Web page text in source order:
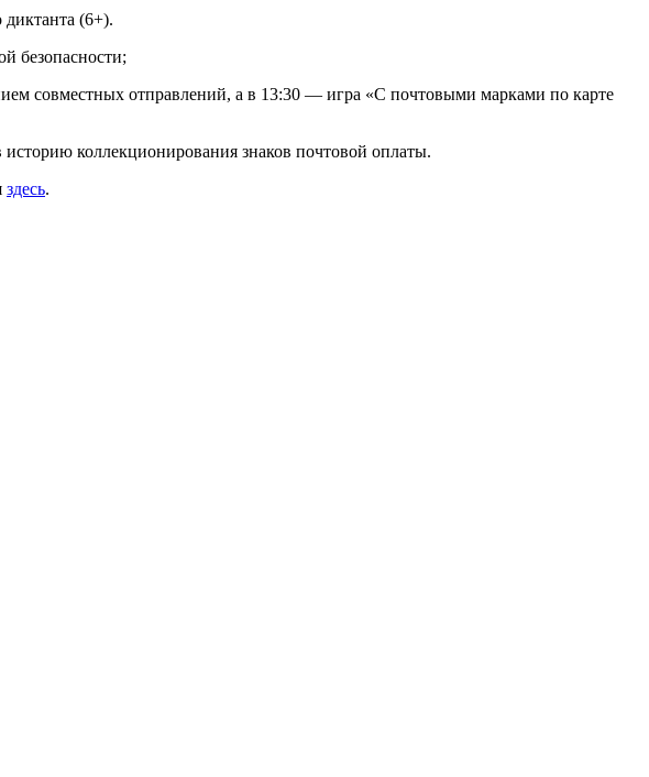
(6+).
безопасности;
совместных отправлений, а в 13:30 — игра «С почтовыми марками по карте
коллекционирования знаков почтовой оплаты.
здесь.